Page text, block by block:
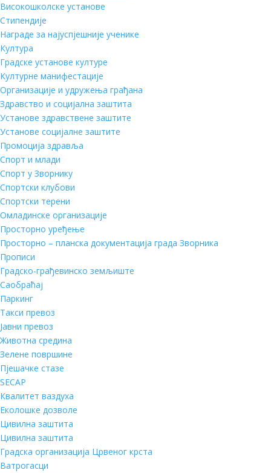
Високошколске установе
Стипендије
Награде за најуспјешније ученике
Култура
Градске установе културе
Културне манифестације
Организације и удружења грађана
Здравство и социјална заштита
Установе здравствене заштите
Установе социјалне заштите
Промоција здравља
Спорт и млади
Спорт у Зворнику
Спортски клубови
Спортски терени
Омладинске организације
Просторно уређење
Просторно – планска документација града Зворника
Прописи
Градско-грађевинско земљиште
Саобраћај
Паркинг
Такси превоз
Јавни превоз
Животна средина
Зелене површине
Пјешачке стазе
SECAP
Квалитет ваздуха
Еколошке дозволе
Цивилна заштита
Цивилна заштита
Градска организација Црвеног крста
Ватрогасци